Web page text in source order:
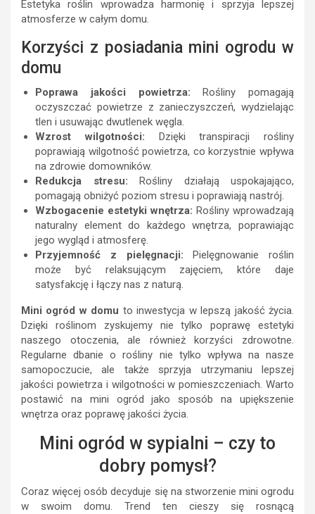
Estetyka roślin wprowadza harmonię i sprzyja lepszej
atmosferze w całym domu.
Korzyści z posiadania mini ogrodu w
domu
Poprawa jakości powietrza: Rośliny pomagają
oczyszczać powietrze z zanieczyszczeń, wydzielając
tlen i usuwając dwutlenek węgla.
Wzrost wilgotności: Dzięki transpiracji rośliny
poprawiają wilgotność powietrza, co korzystnie wpływa
na zdrowie domowników.
Redukcja stresu: Rośliny działają uspokajająco,
pomagają obniżyć poziom stresu i poprawiają nastrój.
Wzbogacenie estetyki wnętrza: Rośliny wprowadzają
naturalny element do każdego wnętrza, poprawiając
jego wygląd i atmosferę.
Przyjemność z pielęgnacji: Pielęgnowanie roślin
może być relaksującym zajęciem, które daje
satysfakcję i łączy nas z naturą.
Mini ogród w domu to inwestycja w lepszą jakość życia.
Dzięki roślinom zyskujemy nie tylko poprawę estetyki
naszego otoczenia, ale również korzyści zdrowotne.
Regularne dbanie o rośliny nie tylko wpływa na nasze
samopoczucie, ale także sprzyja utrzymaniu lepszej
jakości powietrza i wilgotności w pomieszczeniach. Warto
postawić na mini ogród jako sposób na upiększenie
wnętrza oraz poprawę jakości życia.
Mini ogród w sypialni – czy to
dobry pomysł?
Coraz więcej osób decyduje się na stworzenie mini ogrodu
w swoim domu. Trend ten cieszy się rosnącą